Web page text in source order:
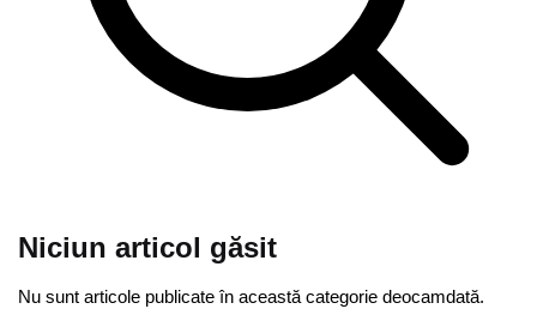
Niciun articol găsit
Nu sunt articole publicate în această categorie deocamdată.